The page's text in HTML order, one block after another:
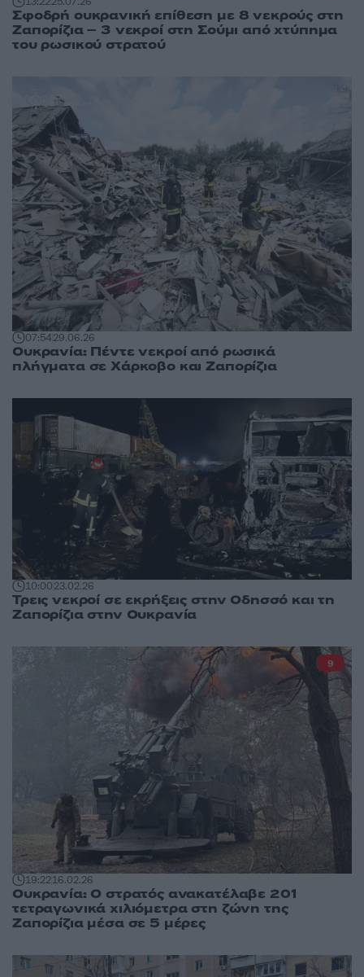
Σφοδρή ουκρανική επίθεση με 8 νεκρούς στη
Ζαπορίζια – 3 νεκροί στη Σούμι από χτύπημα
του ρωσικού στρατού
07:5429.06.26
Ουκρανία: Πέντε νεκροί από ρωσικά
πλήγματα σε Χάρκοβο και Ζαπορίζια
10:0023.02.26
Τρεις νεκροί σε εκρήξεις στην Οδησσό και τη
Ζαπορίζια στην Ουκρανία
19:2216.02.26
Ουκρανία: Ο στρατός ανακατέλαβε 201
τετραγωνικά χιλιόμετρα στη ζώνη της
Ζαπορίζια μέσα σε 5 μέρες
9